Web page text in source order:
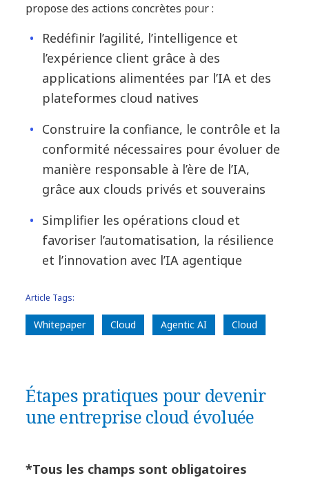
propose des actions concrètes pour :
Redéfinir l’agilité, l’intelligence et
l’expérience client grâce à des
applications alimentées par l’IA et des
plateformes cloud natives
Construire la confiance, le contrôle et la
conformité nécessaires pour évoluer de
manière responsable à l’ère de l’IA,
grâce aux clouds privés et souverains
Simplifier les opérations cloud et
favoriser l’automatisation, la résilience
et l’innovation avec l’IA agentique
Article Tags:
Whitepaper Cloud Agentic AI Cloud
Étapes pratiques pour devenir
une entreprise cloud évoluée
*Tous les champs sont obligatoires